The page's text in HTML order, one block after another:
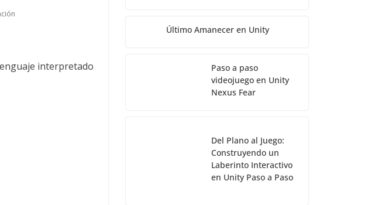
Último Amanecer en Unity
Paso a paso
videojuego en Unity
Nexus Fear
Del Plano al Juego:
Construyendo un
Laberinto Interactivo
en Unity Paso a Paso